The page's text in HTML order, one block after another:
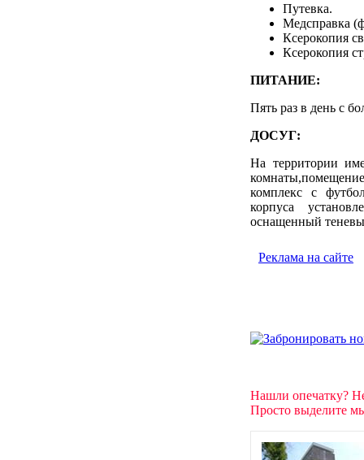
Путевка.
Медсправка
Ксерокопия
Ксерокопия
ПИТАНИЕ:
Пять раз в день с
ДОСУГ:
На территории
комплекс с
корпуса
оснащенный
Реклама на сайте
Нашли опечатку?
Просто выделите